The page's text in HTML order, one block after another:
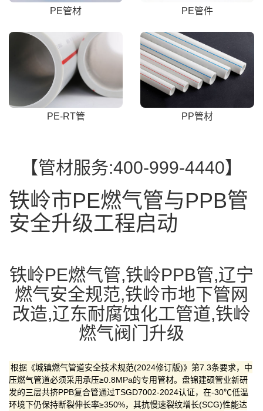
PE管材 PE管件
PE-RT管 PP管材
【管材服务:400-999-4440】
铁岭市PE燃气管与PPB管
安全升级工程启动
铁岭PE燃气管,铁岭PPB管,辽宁
燃气安全规范,铁岭市地下管网
改造,辽东耐腐蚀化工管道,铁岭
燃气阀门升级
根据《城镇燃气管道安全技术规范(2024修订版)》第7.3条要求，‌中
压燃气管道‌必须采用‌承压≥0.8MPa‌的专用管材。盘锦建硕管业新研
发的‌三层共挤PPB复合管‌通过TSGD7002-2024认证，在‌-30℃低温
环境‌下仍保持‌断裂伸长率≥350%‌，其‌抗慢速裂纹增长(SCG)性能‌达